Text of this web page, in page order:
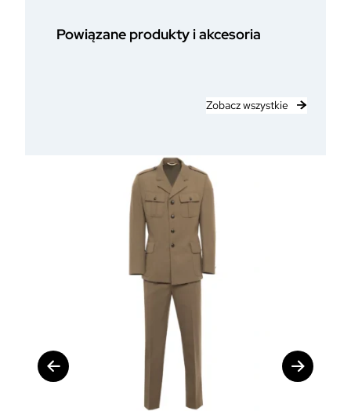
Powiązane produkty i akcesoria
Zobacz wszystkie